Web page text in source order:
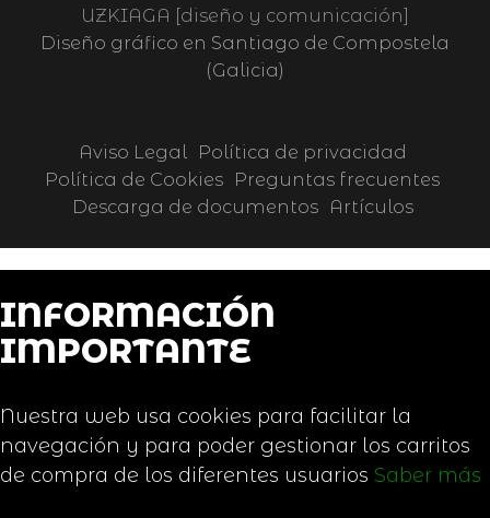
UZKIAGA [diseño y comunicación]
Diseño gráfico en Santiago de Compostela
(Galicia)
Aviso Legal
Política de privacidad
Política de Cookies Preguntas frecuentes
Descarga de documentos
Artículos
INFORMACIÓN
IMPORTANTE
Nuestra web usa cookies para facilitar la
navegación y para poder gestionar los carritos
de compra de los diferentes usuarios Saber más